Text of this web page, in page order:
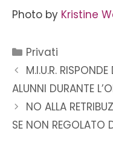
Photo by Kristine
Privati
M.I.U.R.
ALUNNI DURANTE
NO ALLA
SE NON REGOLATO